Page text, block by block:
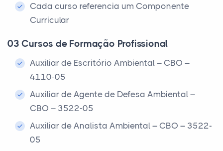
Cada curso referencia um Componente
Curricular
03 Cursos de Formação Profissional
Auxiliar de Escritório Ambiental – CBO –
4110-05
Auxiliar de Agente de Defesa Ambiental –
CBO – 3522-05
Auxiliar de Analista Ambiental – CBO – 3522-
05